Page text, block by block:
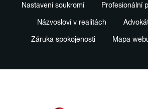
Nastavení soukromí Profesionální
Názvosloví v realitách
Záruka spokojenosti Mapa